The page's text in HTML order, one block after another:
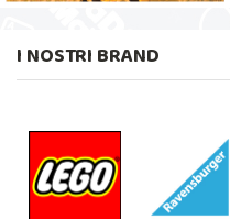
I NOSTRI BRAND